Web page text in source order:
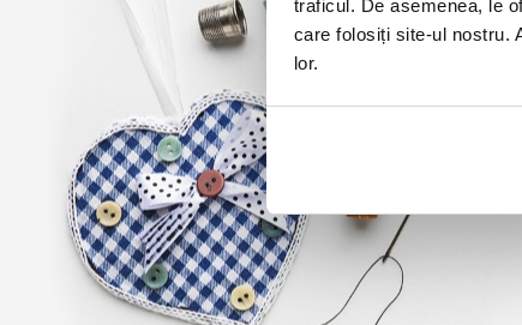
traficul. De asemenea, le
care folosiți site-ul nostru.
lor.